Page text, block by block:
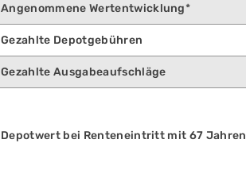
Angenommene Wertentwicklung*
Gezahlte Depotgebühren
Gezahlte Ausgabeaufschläge
Depotwert bei Renteneintritt mit 67